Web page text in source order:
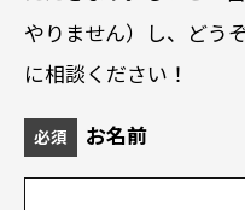
やりません）し、どう
に相談ください！
必須 お名前